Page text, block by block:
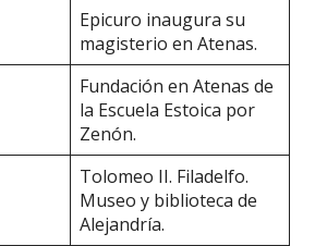
Epicuro inaugura su
magisterio en Atenas.
Fundación en Atenas de
la Escuela Estoica por
Zenón.
Tolomeo II. Filadelfo.
Museo y biblioteca de
Alejandría.